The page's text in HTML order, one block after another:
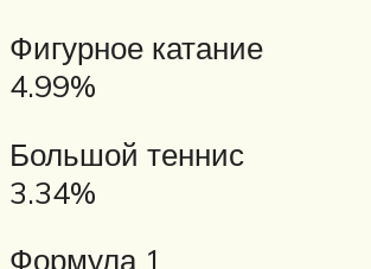
Фигурное катание
4.99%
Большой теннис
3.34%
Формула 1